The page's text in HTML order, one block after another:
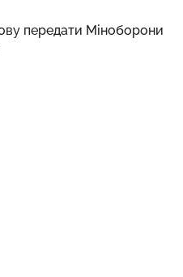
передати Міноборони